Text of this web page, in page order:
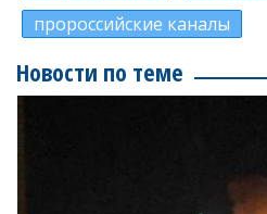
пророссийские каналы
Новости по теме